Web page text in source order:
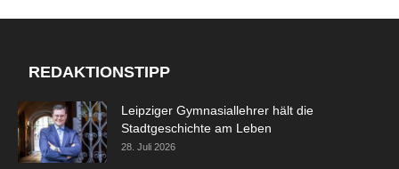
REDAKTIONSTIPP
Leipziger Gymnasiallehrer hält die
Stadtgeschichte am Leben
28. Juli 2026